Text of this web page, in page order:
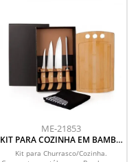
ME-21853
KIT PARA COZINHA EM BAMBU
/ MADEIRA / INOX COM
AVENTAL - 6 PÇS
Kit para Churrasco/Cozinha.